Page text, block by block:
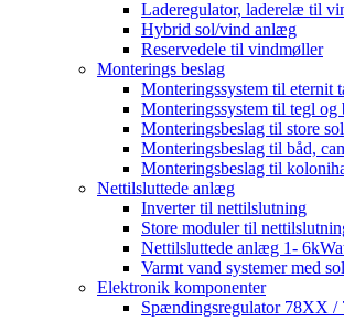
Laderegulator, laderelæ til
Hybrid sol/vind anlæg
Reservedele til vindmøller
Monterings beslag
Monteringssystem til eternit
Monteringssystem til tegl og
Monteringsbeslag til store
Monteringsbeslag til båd,
Monteringsbeslag til
Nettilsluttede anlæg
Inverter til nettilslutning
Store moduler til
Nettilsluttede anlæg 1-
Varmt vand systemer med
Elektronik komponenter
Spændingsregulator 78XX /